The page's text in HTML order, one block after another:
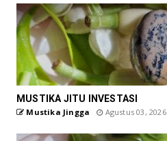
MUSTIKA JITU INVESTASI
Mustika Jingga Agustus 03, 2026